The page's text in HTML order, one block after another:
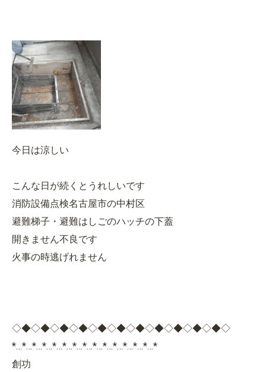
今日は涼しい
こんな日が続くとうれしいです
消防設備点検名古屋市の中村区
避難梯子・避難はしごのハッチの下蓋
開きません不良です
火事の時逃げれません
◇◆◇◆◇◆◇◆◇◆◇◆◇◆◇◆◇◆◇◆◇◆◇
*…*…*…*…*…*…*…*…*…*…*…*…*…*…*
創功